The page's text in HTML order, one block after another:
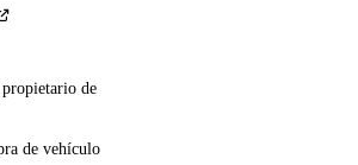
de
de vehículo